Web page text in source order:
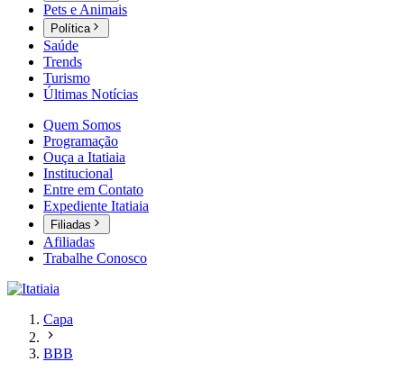
Pets e Animais
Política
Saúde
Trends
Turismo
Últimas Notícias
Quem Somos
Programação
Ouça a Itatiaia
Institucional
Entre em Contato
Expediente Itatiaia
Filiadas
Afiliadas
Trabalhe Conosco
Capa
BBB